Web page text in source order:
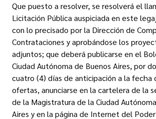
Que puesto a resolver, se resolverá el
Licitación Pública auspiciada en este
con lo precisado por la Dirección de
Contrataciones y aprobándose los
adjuntos; que deberá publicarse en el
Ciudad Autónoma de Buenos Aires, por
cuatro (4) días de anticipación a la fecha
ofertas, anunciarse en la cartelera de la
de la Magistratura de la Ciudad
Aires y en la página de Internet del